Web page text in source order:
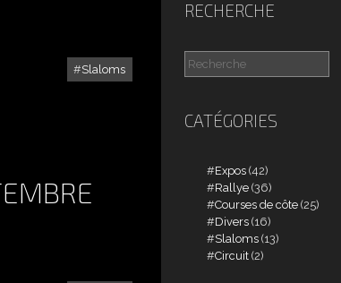
Slaloms
OCTOBRE 2023
RECHERCHE
CATÉGORIES
Expos (42)
Rallye (36)
Courses de côte (25)
Divers (16)
Slaloms (13)
Circuit (2)